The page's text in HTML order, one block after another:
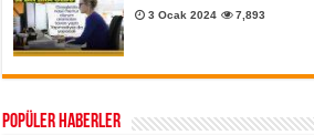
3 Ocak 2024 7,893
Popüler Haberler